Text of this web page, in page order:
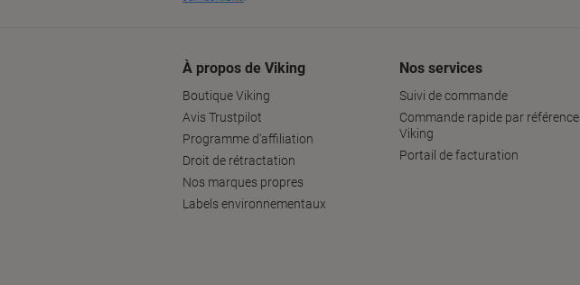
À propos de Viking
Boutique Viking
Avis Trustpilot
Programme d'affiliation
Droit de rétractation
Nos marques propres
Labels environnementaux
Nos services
Suivi de commande
Commande rapide par référence
Viking
Portail de facturation